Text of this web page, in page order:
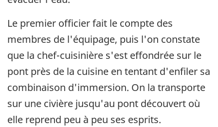
Le premier officier fait le compte des
membres de l'équipage, puis l'on constate
que la chef-cuisinière s'est effondrée sur le
pont près de la cuisine en tentant d'enfiler sa
combinaison d'immersion. On la transporte
sur une civière jusqu'au pont découvert où
elle reprend peu à peu ses esprits.